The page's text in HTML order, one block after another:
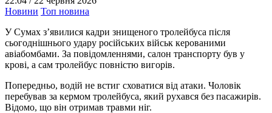
Новини Топ новина
У Сумах з’явилися кадри знищеного тролейбуса після
сьогоднішнього удару російських військ керованими
авіабомбами. За повідомленнями, салон транспорту був у
крові, а сам тролейбус повністю вигорів.
Попередньо, водій не встиг сховатися від атаки. Чоловік
перебував за кермом тролейбуса, який рухався без пасажирів.
Відомо, що він отримав травми ніг.